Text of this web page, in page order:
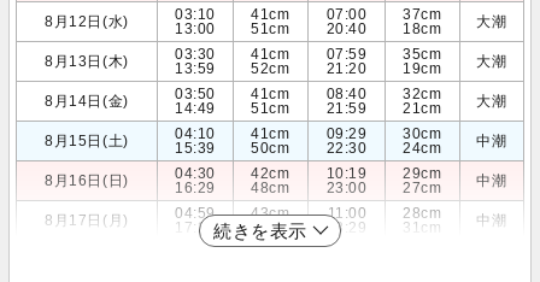
8月12日(水)
03:10
13:00
41cm
51cm
07:00
20:40
37cm
18cm
大潮
8月13日(木)
03:30
13:59
41cm
52cm
07:59
21:20
35cm
19cm
大潮
8月14日(金)
03:50
14:49
41cm
51cm
08:40
21:59
32cm
21cm
大潮
8月15日(土)
04:10
15:39
41cm
50cm
09:29
22:30
30cm
24cm
中潮
8月16日(日)
04:30
16:29
42cm
48cm
10:19
23:00
29cm
27cm
中潮
8月17日(月)
04:59
17:20
43cm
45cm
11:00
23:29
28cm
31cm
中潮
続きを表示